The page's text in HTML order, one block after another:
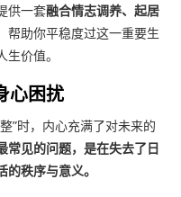
供一套融合情志调养、起居
帮助你平稳度过这一重要生
价值。
心困扰
”时，内心充满了对未来的
常见的问题，是在失去了日
秩序与意义。